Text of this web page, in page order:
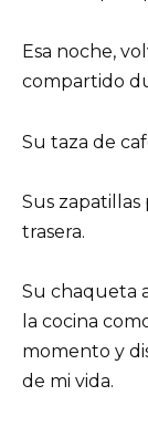
Esa noche,
compartido
Su taza de
Sus
trasera.
Su chaqueta
la cocina
momento y
de mi vida.